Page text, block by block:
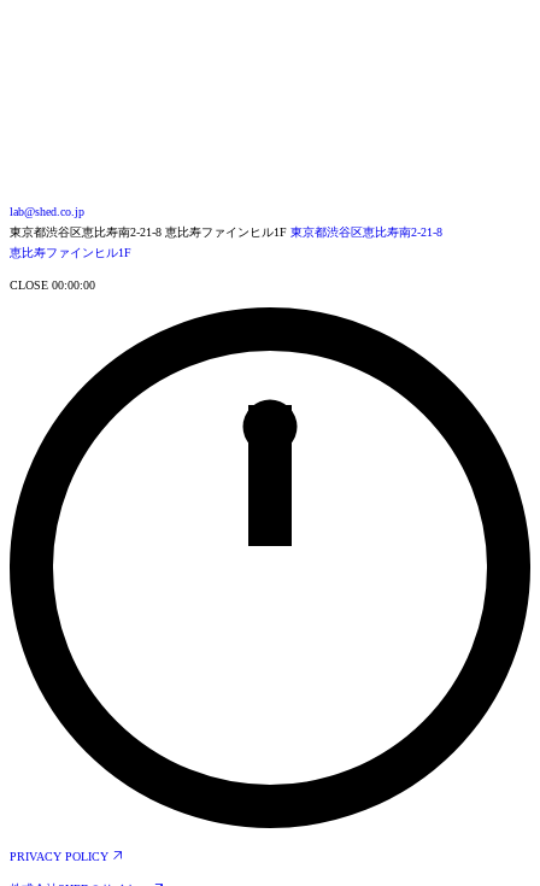
lab@shed.co.jp
東京都渋谷区恵比寿南2-21-8 恵比寿ファインヒル1F 東京都渋谷区恵比寿南2-21-8
恵比寿フ ァイ ンヒ ル1F
CLOSE 00:00:00
PRIVACY POLICY